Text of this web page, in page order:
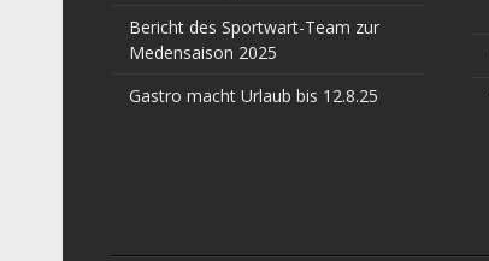
Bericht des Sportwart-Team zur
Medensaison 2025
Gastro macht Urlaub bis 12.8.25